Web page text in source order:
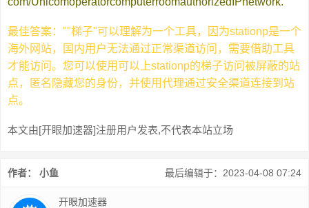
最佳答案：""梯子"可以理解为一个工具，因为stationp是一个
海外网站，国内用户无法通过正常渠道访问，需要借助工具
才能访问。您可以使用可以上stationp的梯子访问被屏蔽的站
点，匿名隐藏您的身份，并使用代理通过安全渠道连接到站
点。
本文由[开眼加速器]注册用户发表,不代表本站立场
最后编辑于：2023-04-08 07:24
作者： 小鱼
开眼加速器